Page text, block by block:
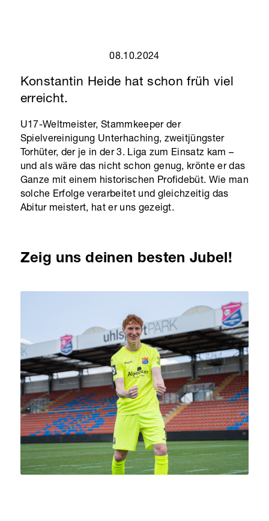
08.10.2024
Konstantin Heide hat schon früh viel
erreicht.
U17-Weltmeister, Stammkeeper der
Spielvereinigung Unterhaching, zweitjüngster
Torhüter, der je in der 3. Liga zum Einsatz kam –
und als wäre das nicht schon genug, krönte er das
Ganze mit einem historischen Profidebüt. Wie man
solche Erfolge verarbeitet und gleichzeitig das
Abitur meistert, hat er uns gezeigt.
Zeig uns deinen besten Jubel!